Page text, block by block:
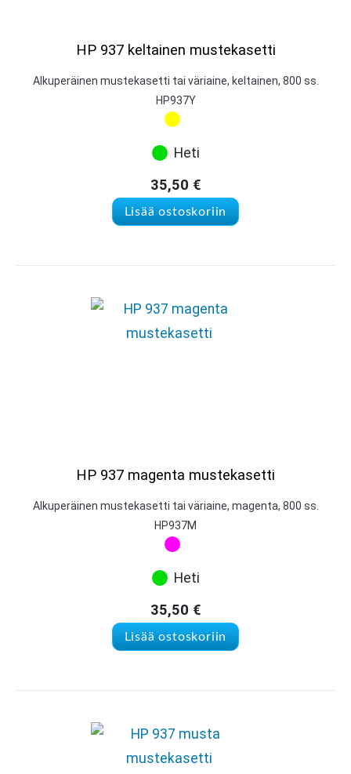
HP 937 keltainen mustekasetti
Alkuperäinen mustekasetti tai väriaine, keltainen, 800 ss.
HP937Y
Heti
35,50 €
Lisää ostoskoriin
HP 937 magenta mustekasetti
Alkuperäinen mustekasetti tai väriaine, magenta, 800 ss.
HP937M
Heti
35,50 €
Lisää ostoskoriin